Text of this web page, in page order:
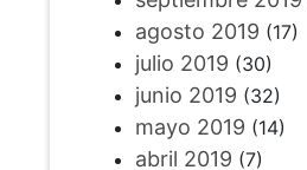
agosto 2019 (17)
julio 2019 (30)
junio 2019 (32)
mayo 2019 (14)
abril 2019 (7)